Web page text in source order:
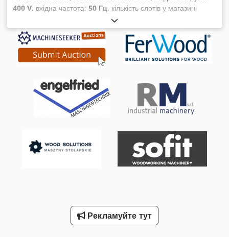
400 V, вхідна частота: 50 Гц, кількість слотів у магазині
, Обладнання:Маркування CE
1836 G FT – обробний центр із числовим програмним
керуванням (ЧПК) Опис (Незважаючи на нашу велику
уважність, можливі зміни, помилки в технічних даних, цінах
та всій інформації. Відсутня гарантія на надруковані дані!
запобіжні заходи, можливі зміни, помилки в технічних даних,
цінах та всіх відомостях. Гарантія на надруковані дані не
надається! Наявність залежить від попередніх продажів).
Ціни без урахування вартості реклами на порталі
оголошення на порталі MaschinenSucher. Chedpfx Aozqt
Eroamja Найкращі деревообробні верстати з Нідерландів.
Рекламуйте тут